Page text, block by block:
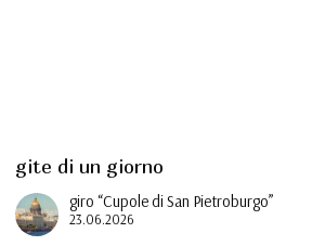
gite di un giorno
giro “Cupole di San Pietroburgo”
23.06.2026